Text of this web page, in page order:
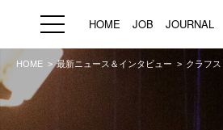
HOME JOB JOURNAL
HOME
HOME 最新ニュース＆インタビュー クラフス